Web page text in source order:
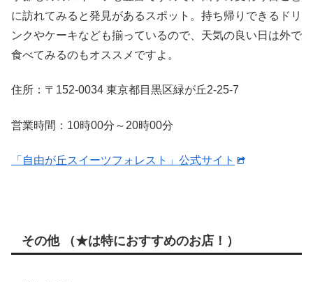
に訪れてみると発見があるスポット。持ち帰りできるドリ
ンクやケーキなども揃っているので、天気の良い日は外で
食べてみるのもオススメですよ。
住所：〒152-0034 東京都目黒区緑が丘2-25-7
営業時間：10時00分～20時00分
「自由が丘スイーツフォレスト」公式サイト
その他 （★は特におすすめのお店！）